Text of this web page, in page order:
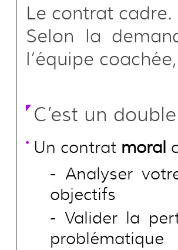
Le contrat cadre.
Selon la
l’équipe
C’est un
Un contrat moral
Analyser
objectifs
Valider la
problématique